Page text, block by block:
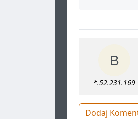
*.52.231.169
Dodaj